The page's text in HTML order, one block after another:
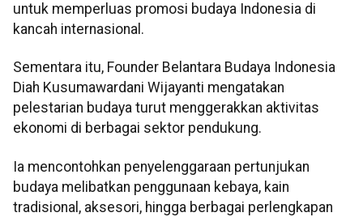
untuk memperluas promosi budaya Indonesia di
kancah internasional.
Sementara itu, Founder Belantara Budaya Indonesia
Diah Kusumawardani Wijayanti mengatakan
pelestarian budaya turut menggerakkan aktivitas
ekonomi di berbagai sektor pendukung.
Ia mencontohkan penyelenggaraan pertunjukan
budaya melibatkan penggunaan kebaya, kain
tradisional, aksesori, hingga berbagai perlengkapan